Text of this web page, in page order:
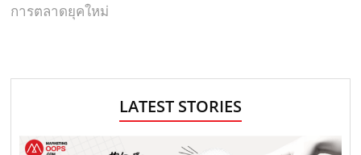
การตลาดยุคใหม่
LATEST STORIES